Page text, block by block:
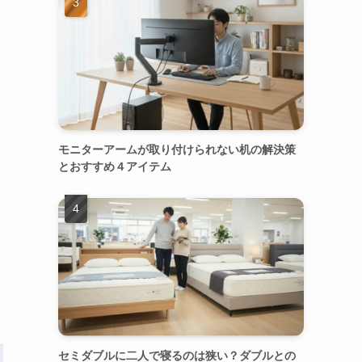
モニターアームが取り付けられない机の解決策
とおすすめ４アイテム
セミダブルに二人で寝るのは狭い？ダブルとの